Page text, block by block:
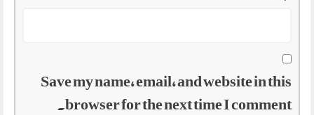
Save my name, email, and website in this
browser for the next time I comment.